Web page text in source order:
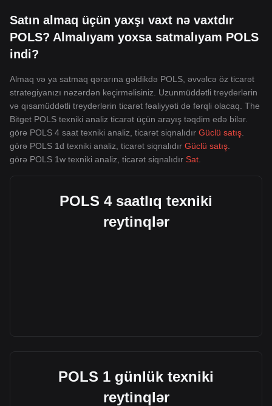
Satın almaq üçün yaxşı vaxt nə vaxtdır
POLS? Almalıyam yoxsa satmalıyam POLS
indi?
Almaq və ya satmaq qərarına gəldikdə POLS, əvvəlcə öz ticarət
strategiyanızı nəzərdən keçirməlisiniz. Uzunmüddətli treyderlərin
və qısamüddətli treyderlərin ticarət fəaliyyəti də fərqli olacaq. The
Bitget POLS texniki analiz ticarət üçün arayış təqdim edə bilər.
görə POLS 4 saat texniki analiz, ticarət siqnalıdır Güclü satış
görə POLS 1d texniki analiz, ticarət siqnalıdır Güclü satış
görə POLS 1w texniki analiz, ticarət siqnalıdır Sat
POLS 4 saatlıq texniki
reytinqlər
POLS 1 günlük texniki
reytinqlər